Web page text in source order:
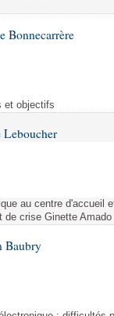
Bonnecarrère
et objectifs
Leboucher
au centre d'accueil
crise Ginette Amado
Baubry